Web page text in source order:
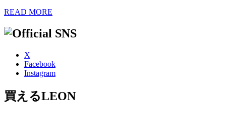
READ MORE
X
Facebook
Instagram
買えるLEON